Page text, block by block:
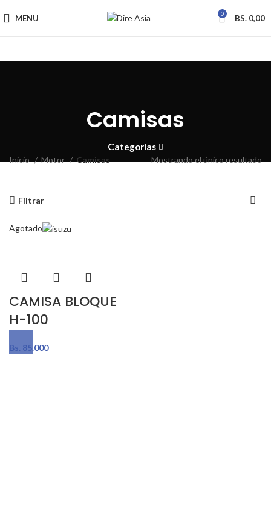
MENU 0 BS. 0,00
Camisas
Categorías
Inicio Motor Camisas Mostrando el único resultado
Filtrar
Agotado
CAMISA BLOQUE
H-100
Bs. 85.000